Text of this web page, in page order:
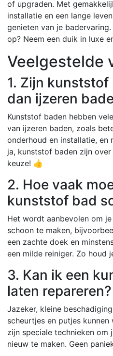
of upgraden. Met
installatie en een lange
genieten van je
op? Neem een duik in luxe
Veelgestelde
1. Zijn
dan ijzeren
Kunststof baden hebben
van ijzeren baden, zoals
onderhoud en installatie, en
ja, kunststof baden zijn
keuze! 👍
2. Hoe vaak
kunststof bad
Het wordt aanbevolen om
schoon te maken,
een zachte doek en
een milde reiniger. Zo houd
3. Kan ik een
laten repareren?
Jazeker, kleine
scheurtjes en putjes
zijn speciale technieken om
nieuw te maken. Geen